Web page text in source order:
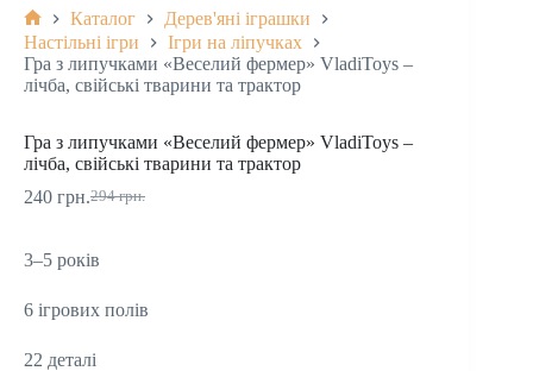
Каталог
Дерев'яні іграшки
Настільні ігри
Ігри на ліпучках
Гра з липучками «Веселий фермер» VladiToys –
лічба, свійські тварини та трактор
Гра з липучками «Веселий фермер» VladiToys –
лічба, свійські тварини та трактор
294грн.
240 грн.
3–5 років
6 ігрових полів
22 деталі